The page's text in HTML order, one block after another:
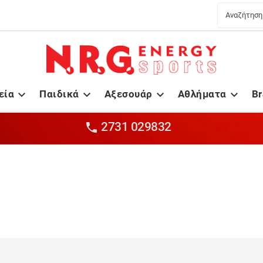
 
Παιδικά 
Αξεσουάρ 
Αθλήματα
 2731 029832